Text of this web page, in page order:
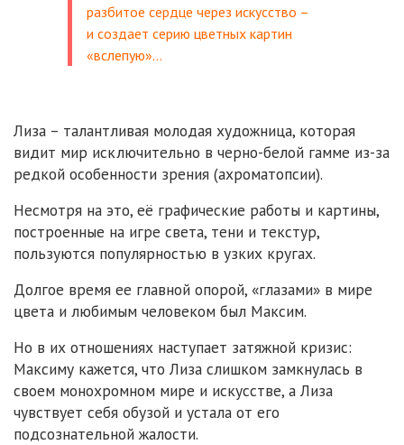
разбитое сердце через искусство –
и создает серию цветных картин
«вслепую»…
Лиза – талантливая молодая художница, которая
видит мир исключительно в черно-белой гамме из-за
редкой особенности зрения (ахроматопсии).
Несмотря на это, её графические работы и картины,
построенные на игре света, тени и текстур,
пользуются популярностью в узких кругах.
Долгое время ее главной опорой, «глазами» в мире
цвета и любимым человеком был Максим.
Но в их отношениях наступает затяжной кризис:
Максиму кажется, что Лиза слишком замкнулась в
своем монохромном мире и искусстве, а Лиза
чувствует себя обузой и устала от его
подсознательной жалости.